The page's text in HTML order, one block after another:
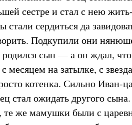
сестре и стал с нею
стали сердиться да
Подкупили они
сын — а он ждал,
месяцем на затылке, с
котенка. Сильно Иван-
стал ожидать другого сына.
же мамушки были с